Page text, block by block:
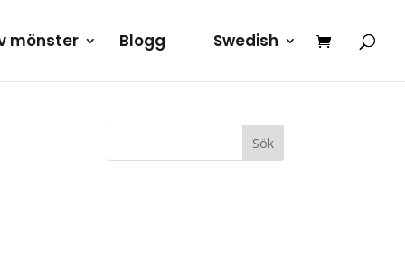
mönster Blogg Swedish
Sök